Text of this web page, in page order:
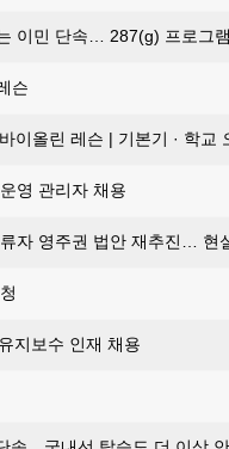
이민 단속… 287(g) 프로그
슨
이올린 레슨 | 기본기 · 학
영 관리자 채용
류자 영주권 법안 재추진… 현
지보수 인재 채용